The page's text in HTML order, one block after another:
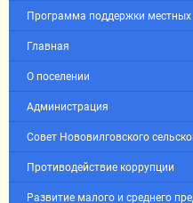
Программа поддержки
Главная
О поселении
Администрация
Совет Нововилговского
Противодействие коррупции
Развитие малого и среднего